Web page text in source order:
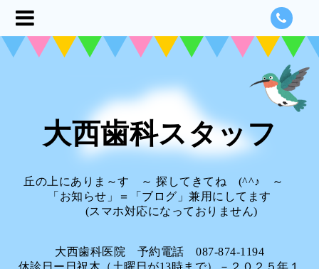
大西歯科スタッフ
丘の上にありま～す ～ 探してきてね (^^♪ ～
「お知らせ」＝「ブログ」兼用にしてます
(スマホ対応になっておりません)
大西歯科医院 予約電話 087-874-1194
休診日ー日祝木（土曜日が13時まで）－２０２５年１